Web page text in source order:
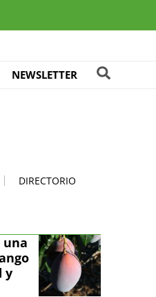
NEWSLETTER
DIRECTORIO
una
y